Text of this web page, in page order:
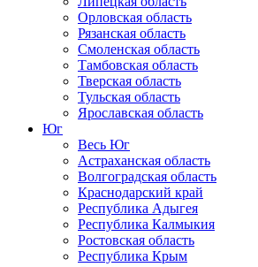
Орловская область
Рязанская область
Смоленская область
Тамбовская область
Тверская область
Тульская область
Ярославская область
Юг
Весь Юг
Астраханская область
Волгоградская область
Краснодарский край
Республика Адыгея
Республика Калмыкия
Ростовская область
Республика Крым